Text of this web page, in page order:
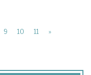
9 10 11 »